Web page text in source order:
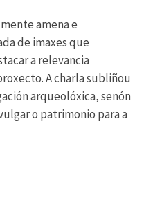
amena e
de imaxes que
a relevancia
A charla subliñou
arqueolóxica, senón
o patrimonio para a